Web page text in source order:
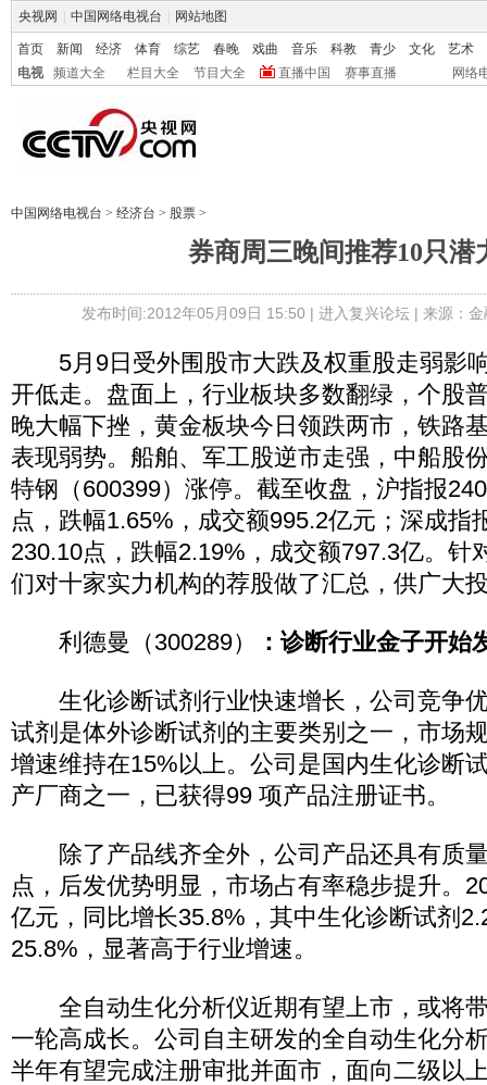
央视网 中国网络电视台 网站地图
首页 新闻 经济 体育 综艺 春晚 戏曲 音乐 科教 青少 文化
艺术
电视
频道大全 栏目大全 节目大全 直播中国 赛事直播 网络
中国网络电视台 > 经济台 > 股票 >
券商周三晚间推荐10只潜
发布时间:2012年05月09日 15:50 | 进入复兴论坛| 来源：
5月9日受外围股市大跌及权重股走弱影
开低走。盘面上，行业板块多数翻绿，个股
晚大幅下挫，黄金板块今日领跌两市，铁路
表现弱势。船舶、军工股逆市走强，中船股
特钢（600399）涨停。截至收盘，沪指报
点，跌幅1.65%，成交额995.2亿元；深成指
230.10点，跌幅2.19%，成交额797.3亿。针
们对十家实力机构的荐股做了汇总，供广大
利德曼（300289） ：诊断行业金子开始
生化诊断试剂行业快速增长，公司竞争
试剂是体外诊断试剂的主要类别之一，市场
增速维持在15%以上。公司是国内生化诊断
产厂商之一，已获得99 项产品注册证书。
除了产品线齐全外，公司产品还具有质
点，后发优势明显，市场占有率稳步提升。
亿元，同比增长35.8%，其中生化诊断试剂
25.8%，显著高于行业增速。
全自动生化分析仪近期有望上市，或将
一轮高成长。公司自主研发的全自动生化分
半年有望完成注册审批并面市，面向二级以